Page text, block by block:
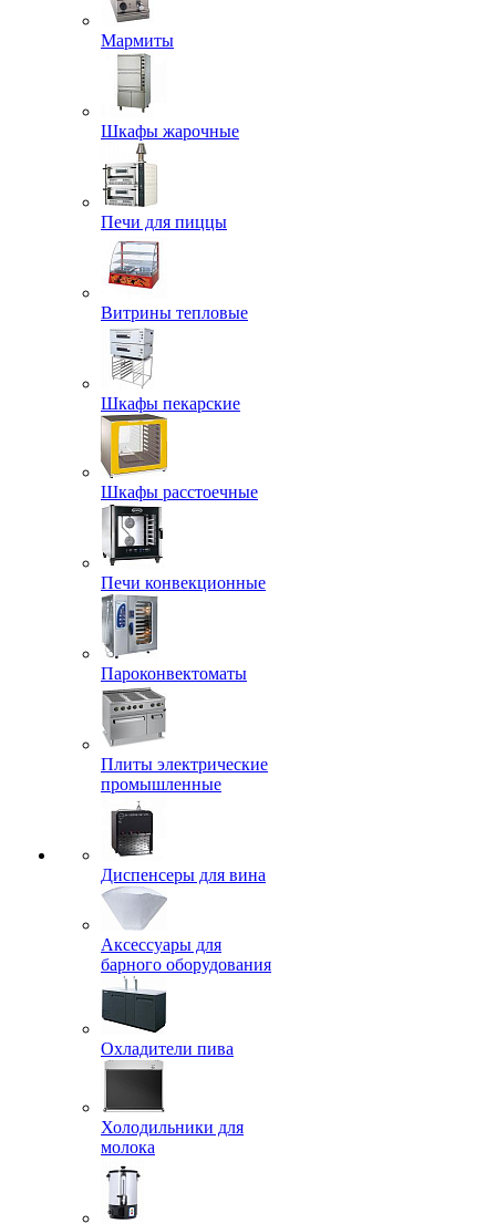
Мармиты
Шкафы жарочные
Печи для пиццы
Витрины тепловые
Шкафы пекарские
Шкафы расстоечные
Печи конвекционные
Пароконвектоматы
Плиты электрические
промышленные
Диспенсеры для вина
Аксессуары для
барного оборудования
Охладители пива
Холодильники для
молока